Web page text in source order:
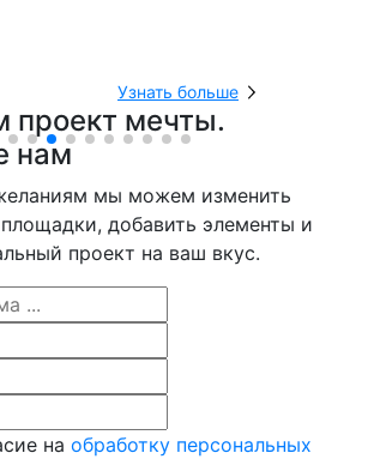
Узнать больше
проект мечты.
нам
мы можем изменить
добавить элементы и
проект на ваш вкус.
на обработку персональных